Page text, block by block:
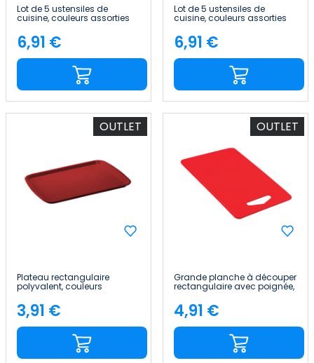
Lot de 5 ustensiles de
cuisine, couleurs assorties
Price
6,91 €
Lot de 5 ustensiles de
cuisine, couleurs assorties
Price
6,91 €
OUTLET
Plateau rectangulaire
polyvalent, couleurs
assorties 47.5x35.5x2.1cm
7house
Price
3,91 €
OUTLET
Grande planche à découper
rectangulaire avec poignée,
couleurs assorties
33.5x23.5cm 7house
Price
4,91 €